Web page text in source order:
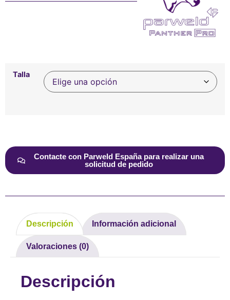
Talla
Contacte con Parweld España para realizar una
solicitud de pedido
Descripción Información adicional
Valoraciones (0)
Descripción